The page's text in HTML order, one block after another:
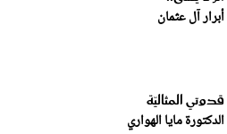
أبرار آل عثمان
قدوتي المثاليّة
الدكتورة مايا الهواري